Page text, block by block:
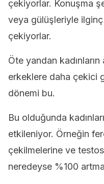
çekiyorlar. Konuşma
veya gülüşleriyle ilginç
çekiyorlar.
Öte yandan kadınların
erkeklere daha çekici
dönemi bu.
Bu olduğunda
etkileniyor. Örneğin
çekilmelerine ve
neredeyse %100